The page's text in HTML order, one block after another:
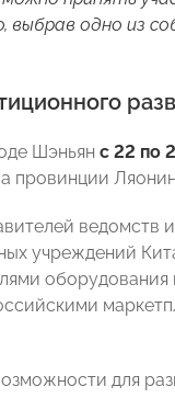
одно из
Шэньян с 22 по
провинции
ведомств
учреждений
для